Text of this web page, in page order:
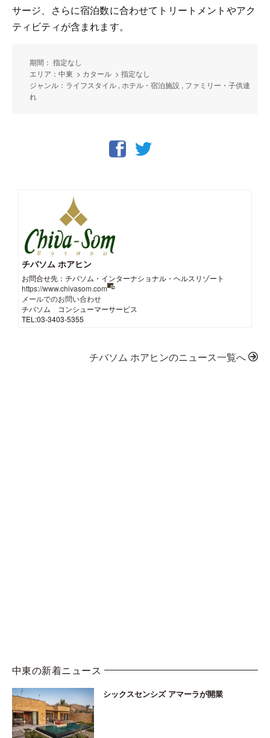
サージ、さらに宿泊数に合わせてトリートメントやアク
ティビティが含まれます。
期間： 指定なし
エリア：中東 > カタール > 指定なし
ジャンル：ライフスタイル , ホテル・宿泊施設 , ファミリー・子供連
れ
チバソム ホアヒン
お問合せ先：チバソム・インターナショナル・ヘルスリゾート
https://www.chivasom.com
メールでのお問い合わせ
チバソム コンシューマーサービス
TEL:03-3403-5355
チバソム ホアヒンのニュース一覧へ
中東の新着ニュース
シックスセンシズ アマーラが開業